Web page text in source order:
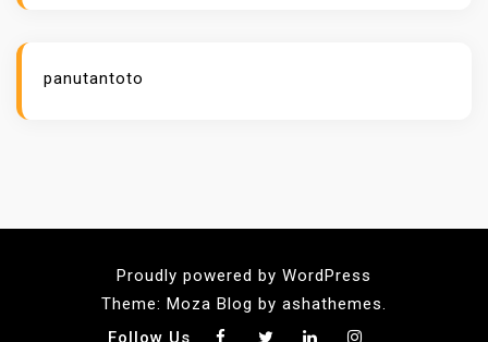
panutantoto
Proudly powered by WordPress
Theme: Moza Blog by ashathemes.
Follow Us